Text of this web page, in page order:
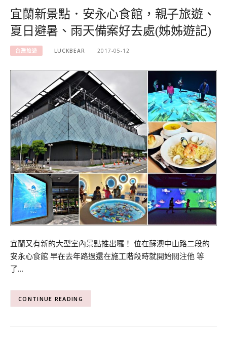
宜蘭新景點．安永心食館，親子旅遊、
夏日避暑、雨天備案好去處(姊姊遊記)
台灣旅遊 LUCKBEAR 2017-05-12
宜蘭又有新的大型室內景點推出囉！ 位在蘇澳中山路二段的
安永心食館 早在去年路過還在施工階段時就開始關注他 等
了…
CONTINUE READING